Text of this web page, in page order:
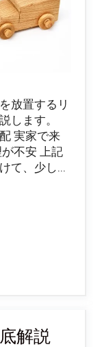
放置するリ
します。
実家で来
不安 上記
て、少し...
解説